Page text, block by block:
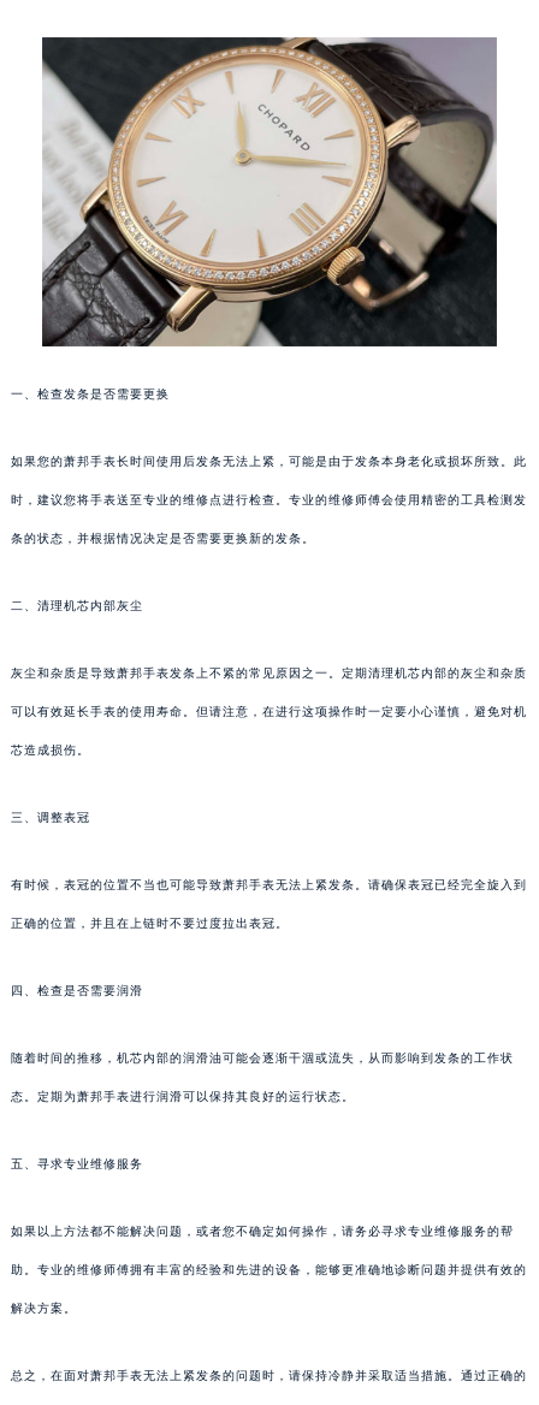
一、检查发条是否需要更换
如果您的萧邦手表长时间使用后发条无法上紧，可能是由于发条本身老化或损坏所致。此
时，建议您将手表送至专业的维修点进行检查。专业的维修师傅会使用精密的工具检测发
条的状态，并根据情况决定是否需要更换新的发条。
二、清理机芯内部灰尘
灰尘和杂质是导致萧邦手表发条上不紧的常见原因之一。定期清理机芯内部的灰尘和杂质
可以有效延长手表的使用寿命。但请注意，在进行这项操作时一定要小心谨慎，避免对机
芯造成损伤。
三、调整表冠
有时候，表冠的位置不当也可能导致萧邦手表无法上紧发条。请确保表冠已经完全旋入到
正确的位置，并且在上链时不要过度拉出表冠。
四、检查是否需要润滑
随着时间的推移，机芯内部的润滑油可能会逐渐干涸或流失，从而影响到发条的工作状
态。定期为萧邦手表进行润滑可以保持其良好的运行状态。
五、寻求专业维修服务
如果以上方法都不能解决问题，或者您不确定如何操作，请务必寻求专业维修服务的帮
助。专业的维修师傅拥有丰富的经验和先进的设备，能够更准确地诊断问题并提供有效的
解决方案。
总之，在面对萧邦手表无法上紧发条的问题时，请保持冷静并采取适当措施。通过正确的